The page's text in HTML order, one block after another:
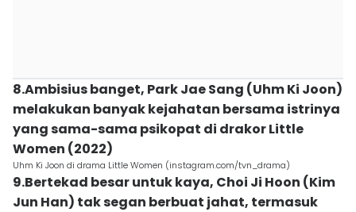
8.Ambisius banget, Park Jae Sang (Uhm Ki Joon)
melakukan banyak kejahatan bersama istrinya
yang sama-sama psikopat di drakor Little
Women (2022)
Uhm Ki Joon di drama Little Women (instagram.com/tvn_drama)
9.Bertekad besar untuk kaya, Choi Ji Hoon (Kim
Jun Han) tak segan berbuat jahat, termasuk